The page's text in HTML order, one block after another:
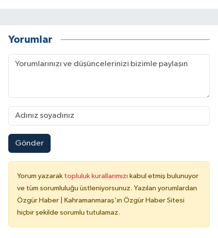
Yorumlar
Gönder
Yorum yazarak topluluk kurallarımızı kabul etmiş bulunuyor
ve tüm sorumluluğu üstleniyorsunuz. Yazılan yorumlardan
Özgür Haber | Kahramanmaraş'ın Özgür Haber Sitesi
hiçbir şekilde sorumlu tutulamaz.